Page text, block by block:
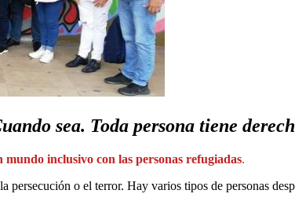
sea. Toda persona tiene
inclusivo con las personas refugiadas.
o el terror. Hay varios tipos de personas